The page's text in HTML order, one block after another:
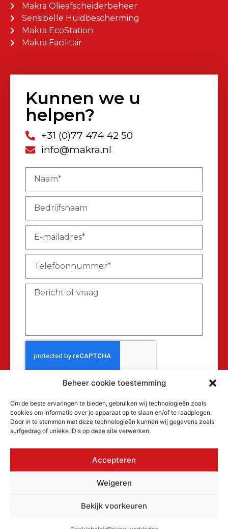
Beheer cookie toestemming
Om de beste ervaringen te bieden, gebruiken wij technologieën zoals
cookies om informatie over je apparaat op te slaan en/of te raadplegen.
Door in te stemmen met deze technologieën kunnen wij gegevens zoals
surfgedrag of unieke ID's op deze site verwerken.
Accepteren
Weigeren
Bekijk voorkeuren
Makra Olieafscheiderbeheer
Sensibelle Huidbescherming
Makra EcoStation
Makra Facilitair
Kunnen we u
helpen?
+31 (0)77 474 42 50
info@makra.nl
Verzenden
© 2026 MAKRA Benelux, alle rechten
Cookiebeleid
Algemene voorwaarden